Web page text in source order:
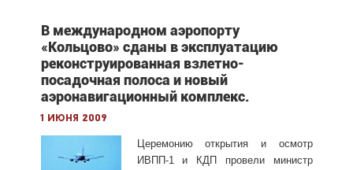
В международном аэропорту
«Кольцово» сданы в эксплуатацию
реконструированная взлетно-
посадочная полоса и новый
аэронавигационный комплекс.
1 июня 2009
Церемонию открытия и осмотр
ИВПП-1 и КДП провели министр